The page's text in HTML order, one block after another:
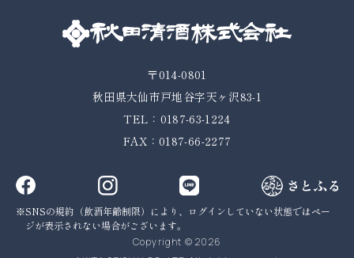
〒014-0801
秋田県大仙市戸地谷字天ヶ沢83-1
TEL：0187-63-1224
FAX：0187-66-2277
SNSの規約（飲酒年齢制限）により、ログインしていない状態ではペー
ジが表示されない場合がございます。
Copyright © 2026